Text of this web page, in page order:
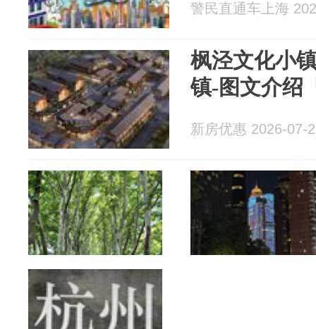
警民直通车上海
枫泾文化小
镇-图文介绍
新房优惠 2026-07-